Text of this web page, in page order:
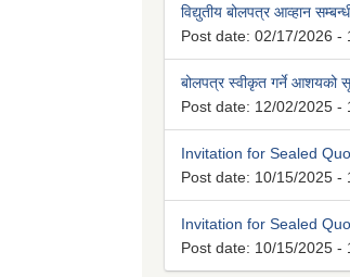
विद्युतीय बोलपत्र आव्हान
Post date: 02/17/2026 -
बोलपत्र स्वीकृत गर्ने आशयको
Post date: 12/02/2025 -
Invitation for Sealed
Post date: 10/15/2025 -
Invitation for Sealed
Post date: 10/15/2025 -